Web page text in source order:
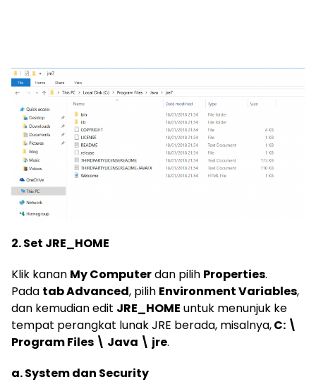
2. Set JRE_HOME
Klik kanan My Computerdan pilih Properties.
Pada tab Advanced, pilih Environment Variables,
dan kemudian edit JRE_HOME untuk menunjuk ke
tempat perangkat lunak JRE berada, misalnya,C: \
Program Files \ Java \ jre.
a. System dan Security